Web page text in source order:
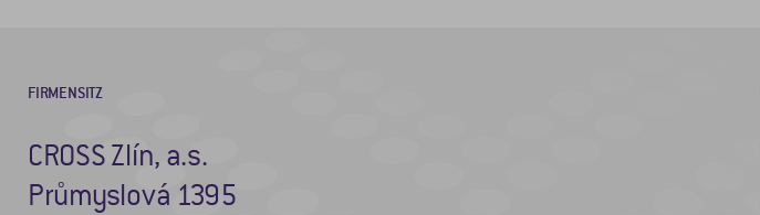
FIRMENSITZ
CROSS Zlín, a.s.
Průmyslová 1395